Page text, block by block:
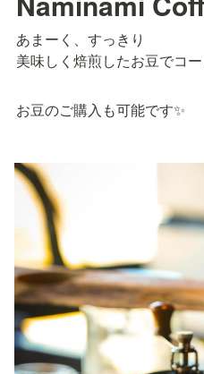
あまーく、すっきり
美味しく焙煎したお豆でコー
お豆のご購入も可能です✨️